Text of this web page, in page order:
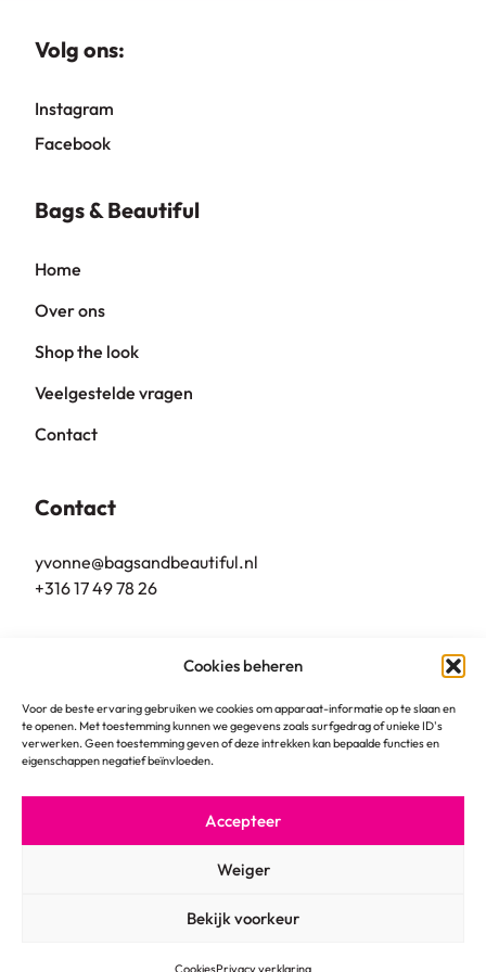
Cookies beheren
Voor de beste ervaring gebruiken we cookies om apparaat-informatie op te slaan en
te openen. Met toestemming kunnen we gegevens zoals surfgedrag of unieke ID's
verwerken. Geen toestemming geven of deze intrekken kan bepaalde functies en
eigenschappen negatief beïnvloeden.
Accepteer
Weiger
Bekijk voorkeur
CookiesPrivacy verklaring
Volg ons:
Instagram
Facebook
Bags & Beautiful
Home
Over ons
Shop the look
Veelgestelde vragen
Contact
Contact
yvonne@bagsandbeautiful.nl
+316 17 49 78 26
5801 BL, Venray
Privacy verklaring